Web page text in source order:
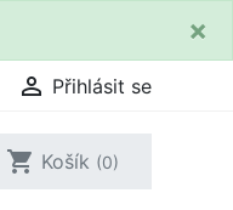
×
 Přihlásit se
shopping_cart Košík (0)